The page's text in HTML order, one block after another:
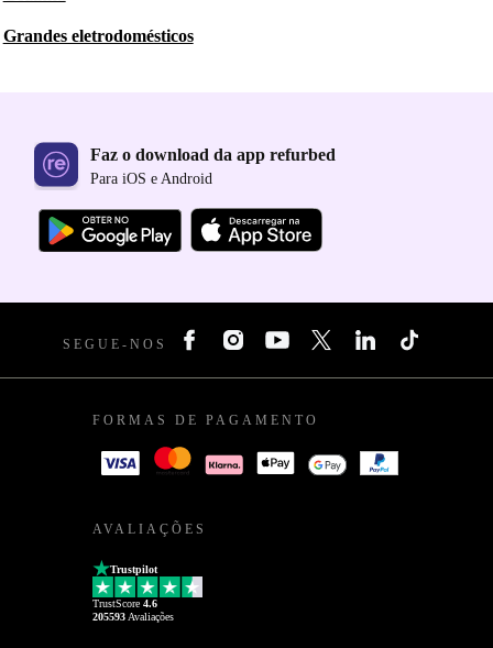
Grandes eletrodomésticos
Faz o download da app refurbed
Para iOS e Android
SEGUE-NOS
FORMAS DE PAGAMENTO
AVALIAÇÕES
Trustpilot
TrustScore 4.6
205593 Avaliações